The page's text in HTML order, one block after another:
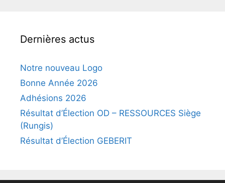
Dernières actus
Notre nouveau Logo
Bonne Année 2026
Adhésions 2026
Résultat d’Élection OD – RESSOURCES Siège
(Rungis)
Résultat d’Élection GEBERIT